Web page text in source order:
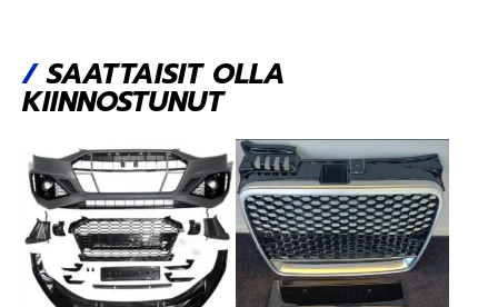
/SAATTAISIT OLLA
KIINNOSTUNUT